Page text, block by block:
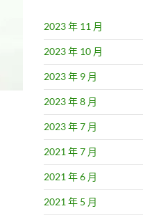
2023 年 11 月
2023 年 10 月
2023 年 9 月
2023 年 8 月
2023 年 7 月
2021 年 7 月
2021 年 6 月
2021 年 5 月